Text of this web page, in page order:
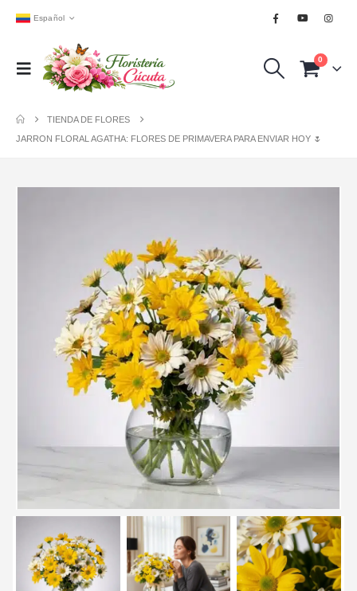
Español
0
TIENDA DE FLORES
JARRON FLORAL AGATHA: FLORES DE PRIMAVERA PARA ENVIAR HOY 🌷